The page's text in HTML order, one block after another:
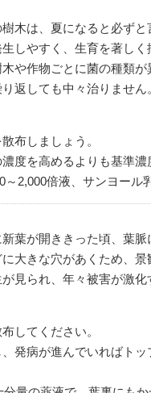
木は、夏になると必ずと
しやすく、生育を著しく
や作物ごとに菌の種類が
返しても中々治りません
布しましょう。
度を高めるよりも基準
2,000倍液、サンヨール
葉が開ききった頃、葉
大きな穴があくため、景
見られ、年々被害が激
してください。
発病が進んでいればト